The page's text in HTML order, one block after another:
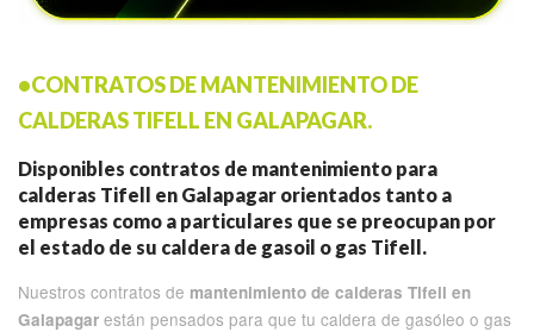
•CONTRATOS DE MANTENIMIENTO DE
CALDERAS TIFELL EN GALAPAGAR.
Disponibles contratos de mantenimiento para
calderas Tifell en Galapagar orientados tanto a
empresas como a particulares que se preocupan por
el estado de su caldera de gasoil o gas Tifell.
Nuestros contratos de mantenimiento de calderas Tifell en
Galapagar están pensados para que tu caldera de gasóleo o gas